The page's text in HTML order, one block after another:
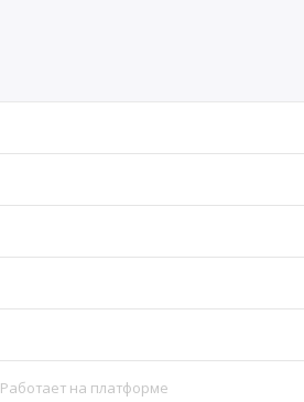
Работает на платформе